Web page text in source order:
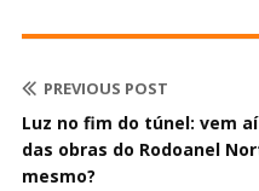
PREVIOUS POST
Luz no fim do túnel: vem
das obras do Rodoanel
mesmo?